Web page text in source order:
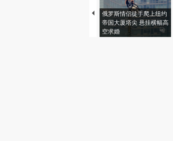
俄罗斯情侣徒手爬上纽约
帝国大厦塔尖 悬挂横幅高
空求婚